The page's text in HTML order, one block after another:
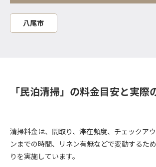
八尾市
「民泊清掃」の料金目安と実際
清掃料金は、間取り、滞在頻度、チェックア
ンまでの時間、リネン有無などで変動するた
りを実施しています。